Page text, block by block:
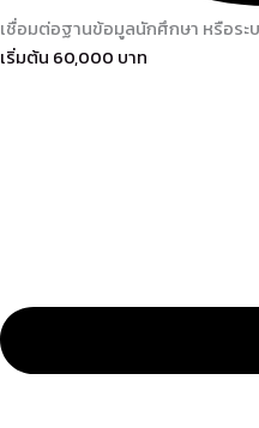
เชื่อมต่อฐานข้อมูลนักศึกษา หรือระ
เริ่มต้น 60,000 บาท